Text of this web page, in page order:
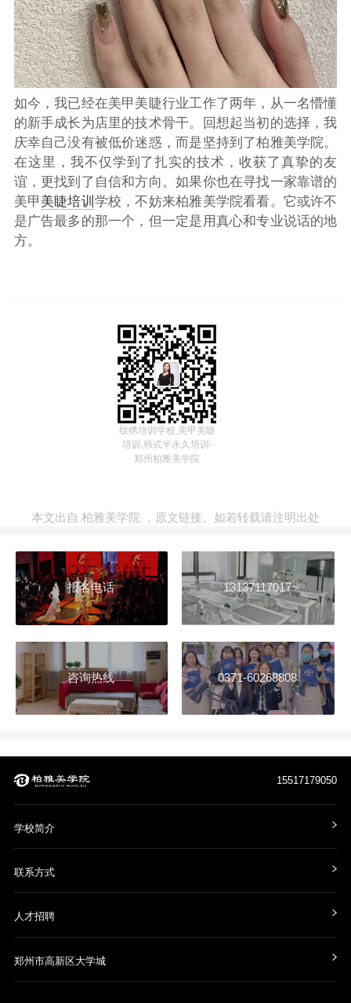
如今，我已经在美甲美睫行业工作了两年，从一名懵懂
的新手成长为店里的技术骨干。回想起当初的选择，我
庆幸自己没有被低价迷惑，而是坚持到了柏雅美学院。
在这里，我不仅学到了扎实的技术，收获了真挚的友
谊，更找到了自信和方向。如果你也在寻找一家靠谱的
美甲 美睫培训 学校，不妨来柏雅美学院看看。它或许不
是广告最多的那一个，但一定是用真心和专业说话的地
方。
纹绣培训学校,美甲美睫
培训,韩式半永久培训-
郑州柏雅美学院
本文出自 柏雅美学院 ， 原文链接。如若转载请注明出处
报名电话 13137117017
咨询热线 0371-60268808
15517179050
学校简介
联系方式
人才招聘
郑州市高新区大学城